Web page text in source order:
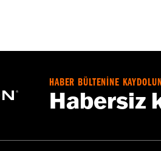
HABER BÜLTENİNE
Habersiz